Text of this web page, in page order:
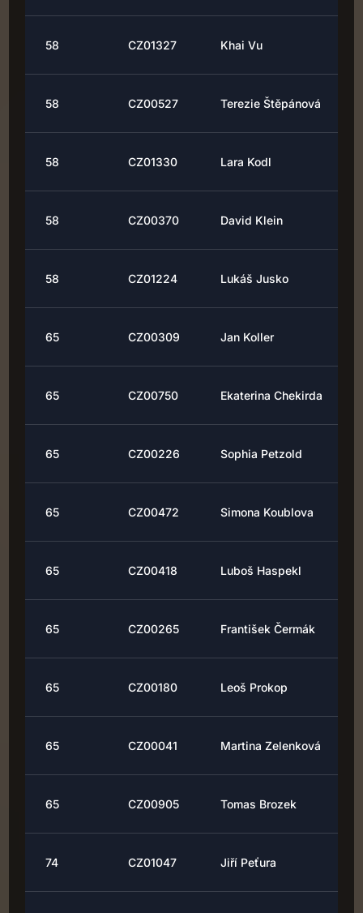
58 CZ01327 Khai Vu
58 CZ00527 Terezie Štěpánová
58 CZ01330 Lara Kodl
58 CZ00370 David Klein
58 CZ01224 Lukáš Jusko
65 CZ00309 Jan Koller
65 CZ00750 Ekaterina Chekirda
65 CZ00226 Sophia Petzold
65 CZ00472 Simona Koublova
65 CZ00418 Luboš Haspekl
65 CZ00265 František Čermák
65 CZ00180 Leoš Prokop
65 CZ00041 Martina Zelenková
65 CZ00905 Tomas Brozek
74 CZ01047 Jiří Peťura